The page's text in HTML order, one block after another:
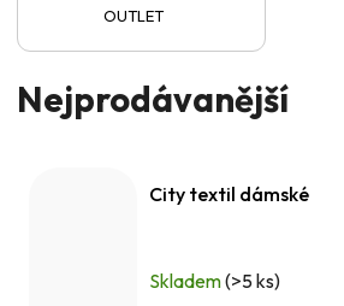
OUTLET
Nejprodávanější
City textil dámské
Skladem(>5 ks)